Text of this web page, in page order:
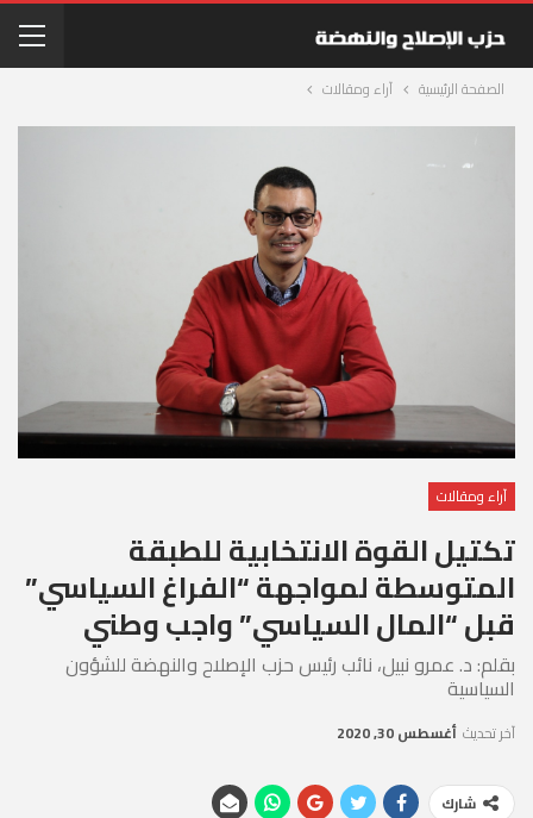
الصفحة الرئيسية آراء ومقالات
آراء ومقالات
تكتيل القوة الانتخابية للطبقة
المتوسطة لمواجهة “الفراغ السياسي”
قبل “المال السياسي” واجب وطني
بقلم: د. عمرو نبيل، نائب رئيس حزب الإصلاح والنهضة للشؤون
السياسية
آخر تحديث أغسطس 30, 2020
شارك